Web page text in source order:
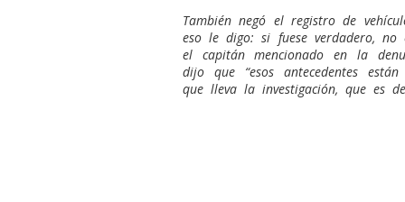
También negó el registro de
eso le digo: si fuese verdadero,
el capitán mencionado en la
dijo que “esos antecedentes
que lleva la investigación, que es